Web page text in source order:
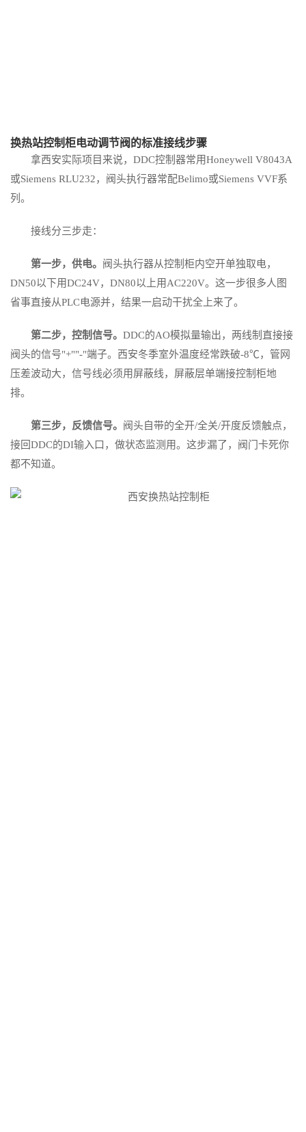
换热站控制柜电动调节阀的标准接线步骤
拿西安实际项目来说，DDC控制器常用Honeywell V8043A
或Siemens RLU232，阀头执行器常配Belimo或Siemens VVF系
列。
接线分三步走：
第一步，供电。 阀头执行器从控制柜内空开单独取电，
DN50以下用DC24V，DN80以上用AC220V。这一步很多人图
省事直接从PLC电源并，结果一启动干扰全上来了。
第二步，控制信号。 DDC的AO模拟量输出，两线制直接接
阀头的信号"+""-"端子。西安冬季室外温度经常跌破-8℃，管网
压差波动大，信号线必须用屏蔽线，屏蔽层单端接控制柜地
排。
第三步，反馈信号。 阀头自带的全开/全关/开度反馈触点，
接回DDC的DI输入口，做状态监测用。这步漏了，阀门卡死你
都不知道。